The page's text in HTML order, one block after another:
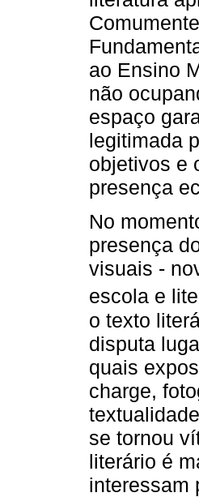
ao Ensino
não
espaço
legitimada
objetivos e
presença
No
presença
visuais -
escola e
o texto
disputa
quais
charge,
se tornou
literário é
interessam